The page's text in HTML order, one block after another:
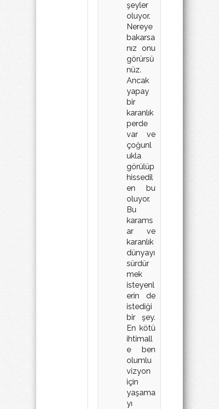
şeyler
oluyor.
Nereye
bakarsa
nız onu
görürsü
nüz.
Ancak
yapay
bir
karanlık
perde
var ve
çoğunl
ukla
görülüp
hissedil
en bu
oluyor.
Bu
karams
ar ve
karanlık
dünyayı
sürdür
mek
isteyenl
erin de
istediği
bir şey.
En kötü
ihtimall
e ben
olumlu
vizyon
için
yaşama
yı